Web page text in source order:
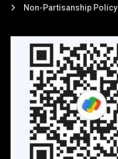
Non-Partisanship Policy